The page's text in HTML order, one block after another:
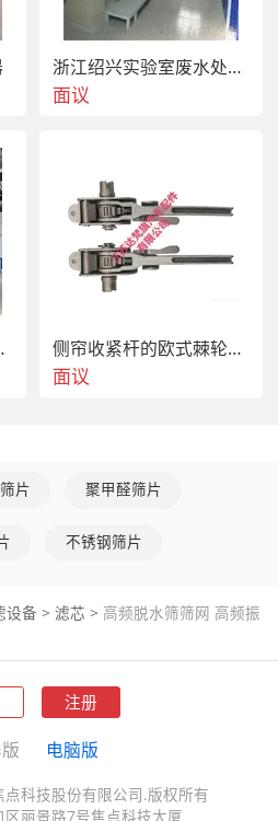
浙江绍兴实验室废水处理公司 实验室废水净化设备厂家
面议
省电 侧帘收紧杆的欧式棘轮收紧器
面议
片 聚甲醛筛片
不锈钢筛片
设备 > 滤芯 > 高频脱水筛筛网 高频振
注册
电脑版
科技股份有限公司.版权所有
丽景路7号焦点科技大厦